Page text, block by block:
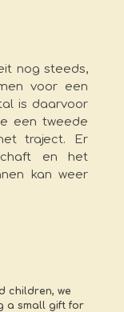
nog steeds,
voor een
is daarvoor
een tweede
traject. Er
en het
kan weer
children, we
a small gift for